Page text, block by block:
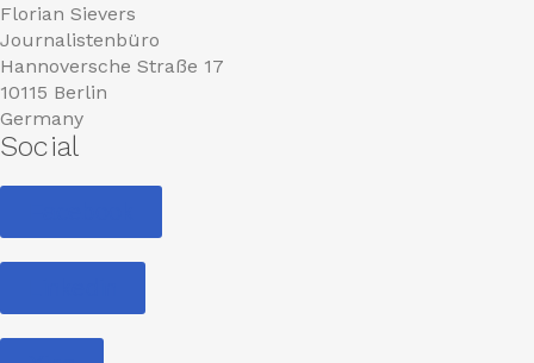
Florian Sievers
Journalistenbüro
Hannoversche Straße 17
10115 Berlin
Germany
Social